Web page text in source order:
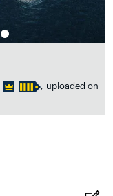
, uploaded on